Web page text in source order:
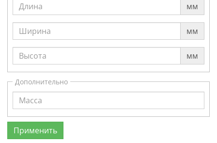
мм
мм
мм
Дополнительно